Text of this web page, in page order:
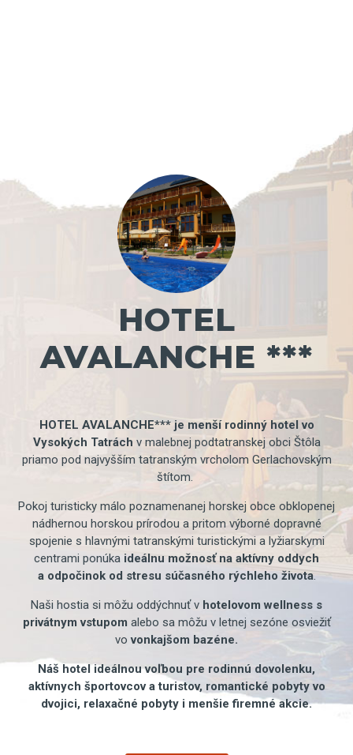
HOTEL
AVALANCHE ***
HOTEL AVALANCHE*** je menší rodinný hotel vo
Vysokých Tatrách v malebnej podtatranskej obci Štôla
priamo pod najvyšším tatranským vrcholom Gerlachovským
štítom.
Pokoj turisticky málo poznamenanej horskej obce obklopenej
nádhernou horskou prírodou a pritom výborné dopravné
spojenie s hlavnými tatranskými turistickými a lyžiarskymi
centrami ponúka ideálnu možnosť na aktívny oddych
a odpočinok od stresu súčasného rýchleho života.
Naši hostia si môžu oddýchnuť v hotelovom wellness s
privátnym vstupom alebo sa môžu v letnej sezóne osviežiť
vovonkajšom bazéne.
Náš hotel ideálnou voľbou pre rodinnú dovolenku,
aktívnych športovcov a turistov, romantické pobyty vo
dvojici, relaxačné pobyty i menšie firemné akcie.